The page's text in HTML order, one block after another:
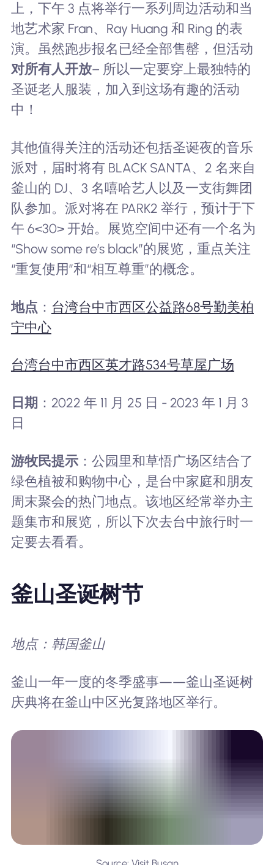
上，下午 3 点将举行一系列周边活动和当
地艺术家 Fran、Ray Huang 和 Ring 的表
演。虽然跑步报名已经全部售罄，但活动
对所有人开放– 所以一定要穿上最独特的
圣诞老人服装，加入到这场有趣的活动
中！
其他值得关注的活动还包括圣诞夜的音乐
派对，届时将有 BLACK SANTA、2 名来自
釜山的 DJ、3 名嘻哈艺人以及一支街舞团
队参加。派对将在 PARK2 举行，预计于下
午 6<30> 开始。展览空间中还有一个名为
“Show some re’s black”的展览，重点关注
“重复使用”和“相互尊重”的概念。
地点 ： 台湾台中市西区公益路68号勤美柏
宁中心
台湾台中市西区英才路534号草屋广场
日期 ：2022 年 11 月 25 日 - 2023 年 1 月 3
日
游牧民提示：公园里和草悟广场区结合了
绿色植被和购物中心，是台中家庭和朋友
周末聚会的热门地点。该地区经常举办主
题集市和展览，所以下次去台中旅行时一
定要去看看。
釜山圣诞树节
地点：韩国釜山
釜山一年一度的冬季盛事——釜山圣诞树
庆典将在釜山中区光复路地区举行。